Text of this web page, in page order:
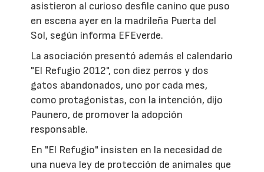
asistieron al curioso desfile canino que puso
en escena ayer en la madrileña Puerta del
Sol, según informa EFEverde.
La asociación presentó además el calendario
"El Refugio 2012", con diez perros y dos
gatos abandonados, uno por cada mes,
como protagonistas, con la intención, dijo
Paunero, de promover la adopción
responsable.
En "El Refugio" insisten en la necesidad de
una nueva ley de protección de animales que